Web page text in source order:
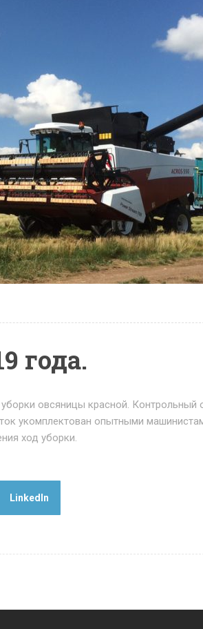
года.
овсяницы красной.
укомплектован опытными
ход уборки.
LinkedIn